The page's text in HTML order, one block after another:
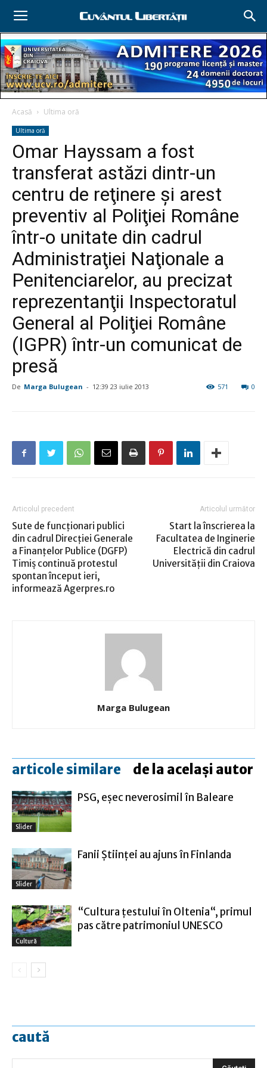
Acasă Ultima oră
Ultima oră
Omar Hayssam a fost
transferat astăzi dintr-un
centru de reţinere şi arest
preventiv al Poliţiei Române
într-o unitate din cadrul
Administraţiei Naţionale a
Penitenciarelor, au precizat
reprezentanţii Inspectoratul
General al Poliţiei Române
(IGPR) într-un comunicat de
presă
De Marga Bulugean - 12:39 23 iulie 2013 0
571
Articolul precedent
Sute de funcţionari publici
din cadrul Direcţiei Generale
a Finanţelor Publice (DGFP)
Timiş continuă protestul
spontan început ieri,
informează Agerpres.ro
Articolul următor
Start la înscrierea la
Facultatea de Inginerie
Electrică din cadrul
Universităţii din Craiova
Marga Bulugean
articole similare de la același autor
Slider
PSG, eşec neverosimil în Baleare
Slider
Fanii Ştiinţei au ajuns în Finlanda
Cultură
“Cultura țestului în Oltenia“, primul
pas către patrimoniul UNESCO
caută